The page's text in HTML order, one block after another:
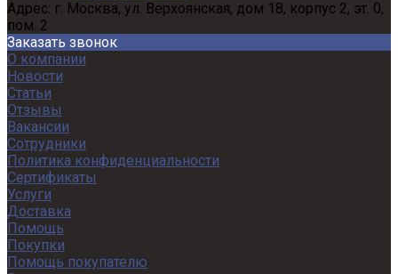
Адрес: г. Москва, ул. Верхоянская, дом 18, корпус 2, эт. 0,
пом. 2
Заказать звонок
О компании
Новости
Статьи
Отзывы
Вакансии
Сотрудники
Политика конфиденциальности
Сертификаты
Услуги
Доставка
Помощь
Покупки
Помощь покупателю